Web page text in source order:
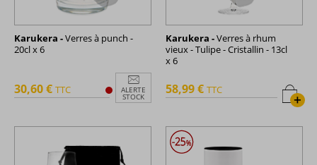
Karukera -Verres à punch -
20cl x 6
ALERTE
STOCK
30,60 € TTC
Karukera -Verres à rhum
vieux - Tulipe - Cristallin - 13cl
x 6
+
58,99 € TTC